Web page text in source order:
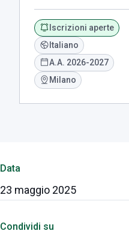
Data
23 maggio 2025
Condividi su
Iscrizioni aperte
Italiano
A.A. 2026-2027
Milano